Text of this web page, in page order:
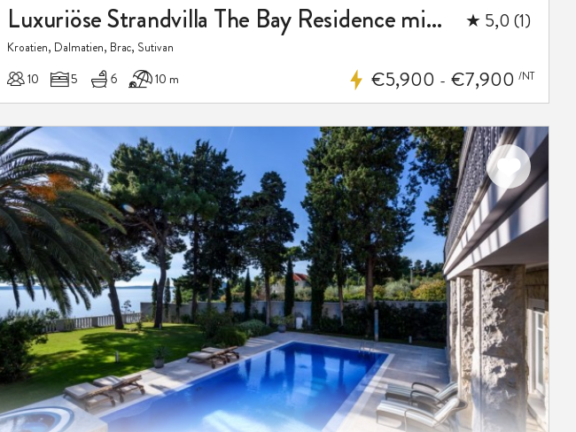
Luxuriöse Strandvilla The Bay Residence mit Pool & SaxDor Boot & Auto ★ 5,0 (1)
Kroatien, Dalmatien, Brac, Sutivan
10 5 6 10 m €5,900 - €7,900 /NT
Zu meinen
Favoriten
hinzufügen